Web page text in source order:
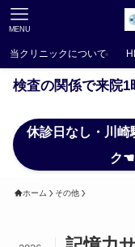
MENU
当クリニックについて
検査の関係で来院
休診日なし・川
ク☚
ホーム その他